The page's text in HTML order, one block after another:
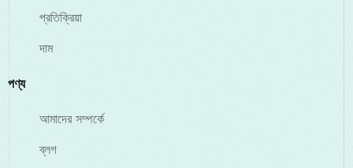
প্রতিক্রিয়া
দাম
পণ্য
আমাদের সম্পর্কে
ব্লগ